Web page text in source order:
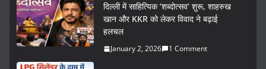
दिल्ली में साहित्यिक ‘शब्दोत्सव’ शुरू, शाहरुख
खान और KKR को लेकर विवाद ने बढ़ाई
हलचल
January 2, 2026 1 Comment